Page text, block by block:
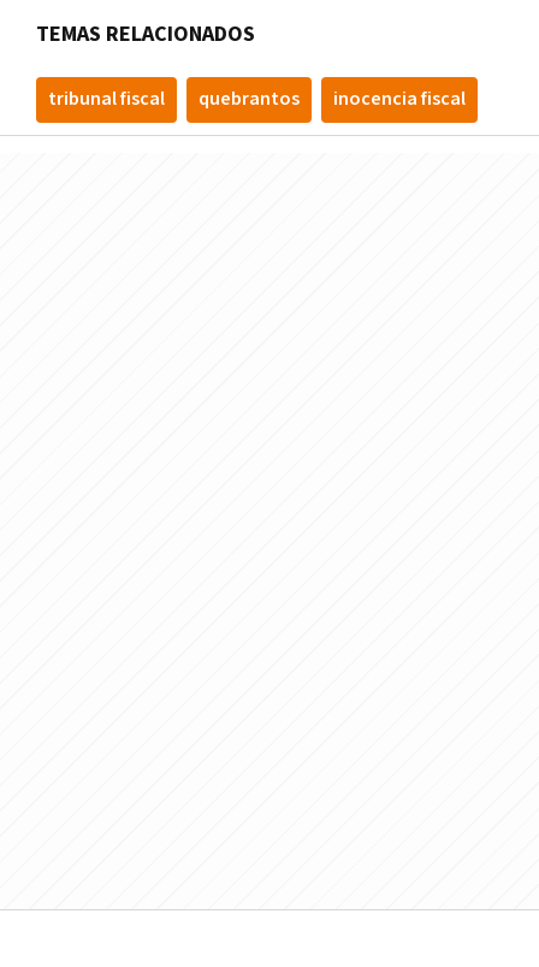
TEMAS RELACIONADOS
tribunal fiscal quebrantos inocencia fiscal